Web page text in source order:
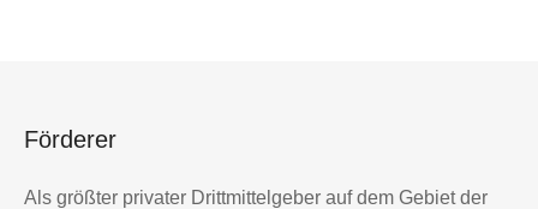
Förderer
Als größter privater Drittmittelgeber auf dem Gebiet der